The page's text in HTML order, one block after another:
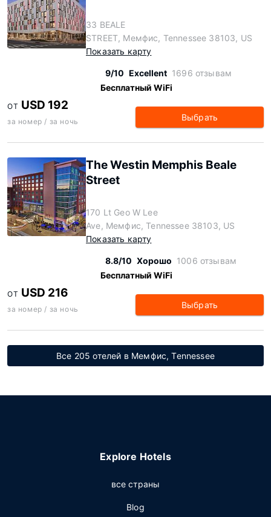
33 BEALE
STREET, Мемфис, Tennessee 38103, US
Показать карту
9/10 Excellent 1696 отзывам
Бесплатный WiFi
ОТ USD 192
за номер / за ночь Выбрать
The Westin Memphis Beale
Street
170 Lt Geo W Lee
Ave, Мемфис, Tennessee 38103, US
Показать карту
8.8/10 Хорошо 1006 отзывам
Бесплатный WiFi
ОТ USD 216
за номер / за ночь Выбрать
Все 205 отелей в Мемфис, Tennessee
Explore Hotels
все страны
Blog